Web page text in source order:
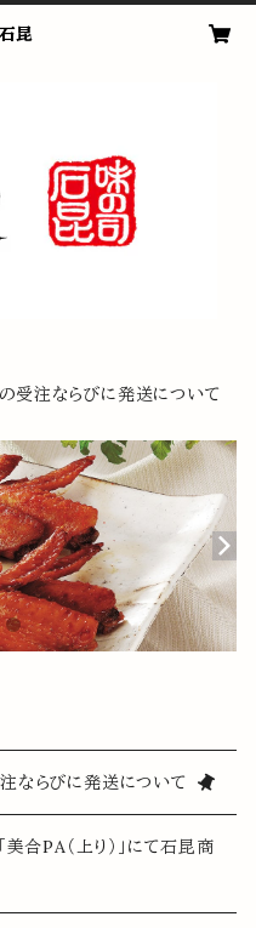
昆
注ならびに発送について
らびに発送について
PA（上り）」にて石昆商